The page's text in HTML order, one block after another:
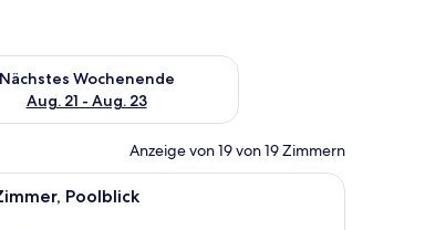
Aug. 14 - Aug. 16.
Nächstes Wochenende
Aug. 21 - Aug. 23
die Verfügbarkeit für nächstes Wochenende, Aug.
Anzeige von 19 von 19 Zimmern
einen Pool.
Stühlen, einem Schreibtisch und einem Fenster mit Blick auf
Ein Schlafzimmer mit Bett, Schreibtisch,
Poolblick